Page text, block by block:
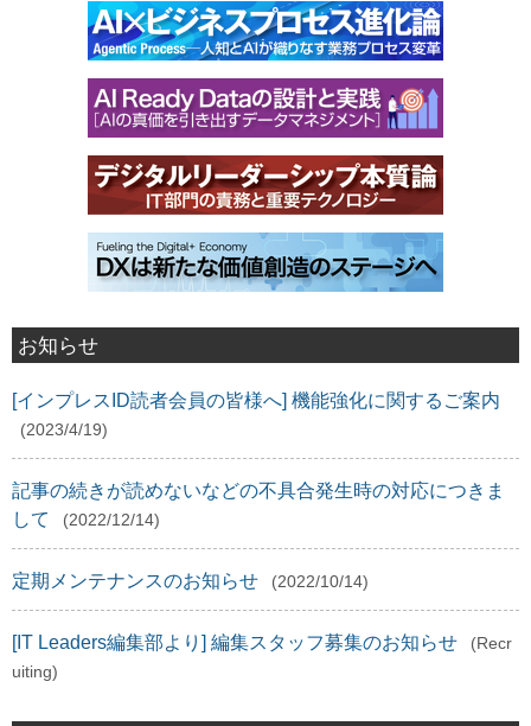
お知らせ
[インプレスID読者会員の皆様へ] 機能強化に関するご案内
(2023/4/19)
記事の続きが読めないなどの不具合発生時の対応につきま
して
(2022/12/14)
定期メンテナンスのお知らせ (2022/10/14)
[IT Leaders編集部より] 編集スタッフ募集のお知らせ
(Recr
uiting)